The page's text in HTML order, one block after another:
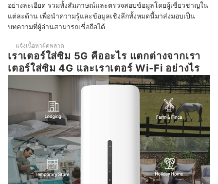
เราเตอร์ใส่ซิม 5G ใช้ในรถยนต์หรือระหว่างเดินทางได้ไหม
อย่างละเอียด รวมทั้งสัมภาษณ์และตรวจสอบข้อมูลโดยผู้เชี่ยวชาญใน
แต่ละด้าน เพื่อนำความรู้และข้อมูลเชิงลึกทั้งหมดนี้มาส่งมอบเป็น
บทความที่ผู้อ่านสามารถเชื่อถือได้
แจ้งเนื้อหาผิดพลาด
เราเตอร์ใส่ซิม 5G คืออะไร แตกต่างจากเรา
เตอร์ใส่ซิม 4G และเราเตอร์ Wi-Fi อย่างไร